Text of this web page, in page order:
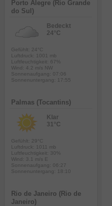
Porto Alegre (Rio Grande
do Sul)
Bedeckt
24°C
Gefühlt: 24°C
Luftdruck: 1001 mb
Luftfeuchtigkeit: 67%
Wind: 4.2 m/s NW
Sonnenaufgang: 07:06
Sonnenuntergang: 17:55
Palmas (Tocantins)
Klar
31°C
Gefühlt: 29°C
Luftdruck: 1011 mb
Luftfeuchtigkeit: 30%
Wind: 3.1 m/s E
Sonnenaufgang: 06:27
Sonnenuntergang: 18:10
Rio de Janeiro (Rio de
Janeiro)